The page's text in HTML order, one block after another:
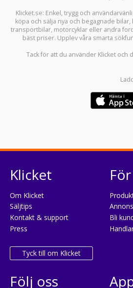
Klicket.se: Enkel, trygg och
köpa och sälja nya och begagnade bilar,
transportbilar, motorcyklar eller andra
bäst priser. Upplev våra smarta
Tack för att du använder Klicket och
Klicket
Om Klicket
Säljtips
Kontakt & support
Press
Tyck till om Klicket
Bli
Följ oss